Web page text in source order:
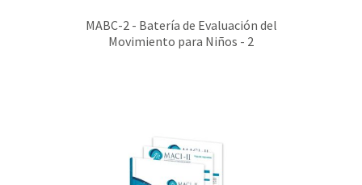
MABC-2 - Batería de Evaluación del
Movimiento para Niños - 2